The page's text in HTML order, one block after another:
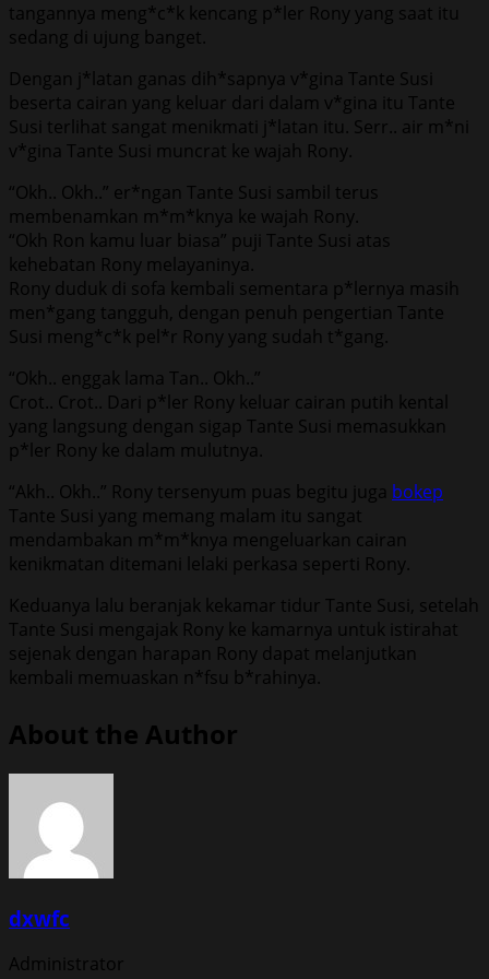
tangannya meng*c*k kencang p*ler Rony yang saat itu
sedang di ujung banget.
Dengan j*latan ganas dih*sapnya v*gina Tante Susi
beserta cairan yang keluar dari dalam v*gina itu Tante
Susi terlihat sangat menikmati j*latan itu. Serr.. air m*ni
v*gina Tante Susi muncrat ke wajah Rony.
“Okh.. Okh..” er*ngan Tante Susi sambil terus
membenamkan m*m*knya ke wajah Rony.
“Okh Ron kamu luar biasa” puji Tante Susi atas
kehebatan Rony melayaninya.
Rony duduk di sofa kembali sementara p*lernya masih
men*gang tangguh, dengan penuh pengertian Tante
Susi meng*c*k pel*r Rony yang sudah t*gang.
“Okh.. enggak lama Tan.. Okh..”
Crot.. Crot.. Dari p*ler Rony keluar cairan putih kental
yang langsung dengan sigap Tante Susi memasukkan
p*ler Rony ke dalam mulutnya.
“Akh.. Okh..” Rony tersenyum puas begitu juga bokep
Tante Susi yang memang malam itu sangat
mendambakan m*m*knya mengeluarkan cairan
kenikmatan ditemani lelaki perkasa seperti Rony.
Keduanya lalu beranjak kekamar tidur Tante Susi, setelah
Tante Susi mengajak Rony ke kamarnya untuk istirahat
sejenak dengan harapan Rony dapat melanjutkan
kembali memuaskan n*fsu b*rahinya.
About the Author
dxwfc
Administrator